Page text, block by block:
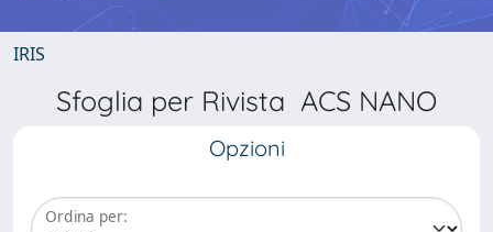
IRIS
Sfoglia per Rivista ACS NANO
Opzioni
Ordina per: